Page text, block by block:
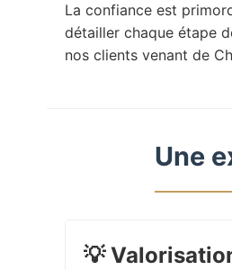
La confiance est
détailler chaque étape
nos clients venant de
Une
💡